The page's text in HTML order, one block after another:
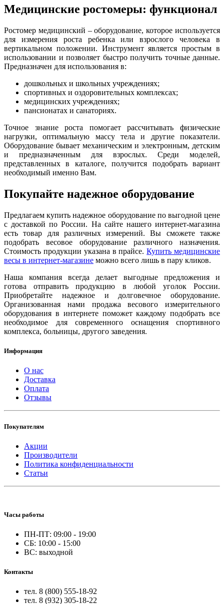
Медицинские ростомеры: функционал
Ростомер медицинский – оборудование, которое используется
для измерения роста ребенка или взрослого человека в
вертикальном положении. Инструмент является простым в
использовании и позволяет быстро получить точные данные.
Предназначен для использования в:
дошкольных и школьных учреждениях;
спортивных и оздоровительных комплексах;
медицинских учреждениях;
пансионатах и санаториях.
Точное знание роста помогает рассчитывать физические
нагрузки, оптимальную массу тела и другие показатели.
Оборудование бывает механическим и электронным, детским
и предназначенным для взрослых. Среди моделей,
представленных в каталоге, получится подобрать вариант
необходимый именно Вам.
Покупайте надежное оборудование
Предлагаем купить надежное оборудование по выгодной цене
с доставкой по России. На сайте нашего интернет-магазина
есть товар для различных измерений. Вы сможете также
подобрать весовое оборудование различного назначения.
Стоимость продукции указана в прайсе.Купить медицинские
весы в интернет-магазине можно всего лишь в пару кликов.
Наша компания всегда делает выгодные предложения и
готова отправить продукцию в любой уголок России.
Приобретайте надежное и долговечное оборудование.
Организованная нами продажа весового измерительного
оборудования в интернете поможет каждому подобрать все
необходимое для современного оснащения спортивного
комплекса, больницы, другого заведения.
Информация
О нас
Доставка
Оплата
Отзывы
Покупателям
Акции
Производители
Политика конфиденциальности
Статьи
Часы работы
ПН-ПТ: 09:00 - 19:00
СБ: 10:00 - 15:00
ВС: выходной
Контакты
тел. 8 (800) 555-18-92
тел. 8 (932) 305-18-22